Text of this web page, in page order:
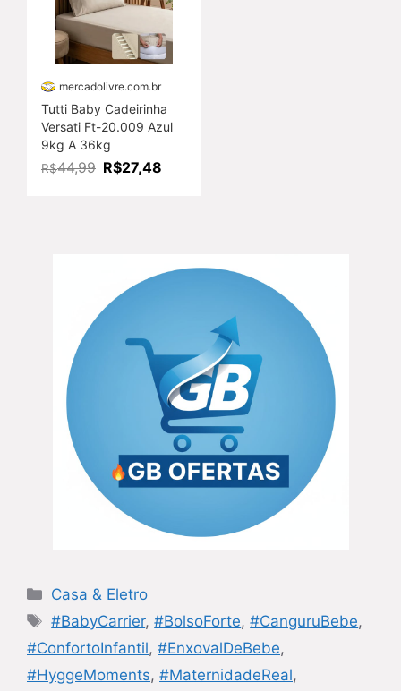
mercadolivre.com.br
Tutti Baby Cadeirinha
Versati Ft-20.009 Azul
9kg A 36kg
R$44,99 R$27,48
Categorias
Casa & Eletro
Tags
#BabyCarrier,#BolsoForte,#CanguruBebe,
#ConfortoInfantil, #EnxovalDeBebe,
#HyggeMoments, #MaternidadeReal,